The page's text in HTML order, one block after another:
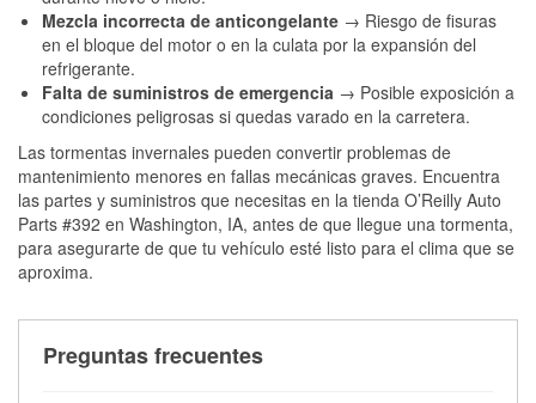
Mezcla incorrecta de anticongelante → Riesgo de fisuras
en el bloque del motor o en la culata por la expansión del
refrigerante.
Falta de suministros de emergencia → Posible exposición a
condiciones peligrosas si quedas varado en la carretera.
Las tormentas invernales pueden convertir problemas de
mantenimiento menores en fallas mecánicas graves. Encuentra
las partes y suministros que necesitas en la tienda O’Reilly Auto
Parts #392 en Washington, IA, antes de que llegue una tormenta,
para asegurarte de que tu vehículo esté listo para el clima que se
aproxima.
Preguntas frecuentes